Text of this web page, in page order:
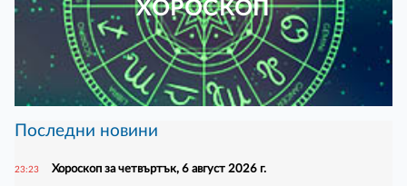
ХОРОСКОП
Последни новини
23:23 Хороскоп за четвъртък, 6 август 2026 г.